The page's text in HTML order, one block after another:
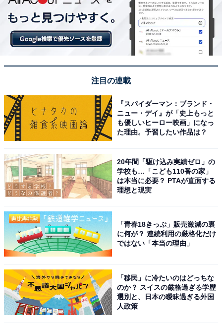
海へ向かうデッキつきでおしゃれ！（画像：
月10ドラマ『魔法のリノベ』【第3話ダイジェスト】より）
ちょっと持て余しそうなくらい庭も広そうですが、都会
から離れた場所に住むことを決めた依頼人の夫婦も実は
訳あり。人気が無い静かな場所に建つこの物件が気に入
今回リノベを検討していたのは海が見えるLDKでした。
注目の連載
『スパイダーマン：ブランド・
ニュー・デイ』が「史上もっと
も優しいヒーロー映画」になっ
た理由。予習したい作品は？
20年間「駆け込み実績ゼロ」の
学校も…「こども110番の家」
は本当に必要？ PTAが直面する
理想と現実
「青春18きっぷ」販売激減の裏
に何が？ 連続利用の厳格化だけ
ではない「本当の理由」
「移民」に冷たいのはどっちな
のか？ スイスの厳格過ぎる学歴
選別と、日本の曖昧過ぎる外国
人政策